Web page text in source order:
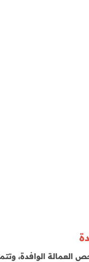
العمالة الوافدة،